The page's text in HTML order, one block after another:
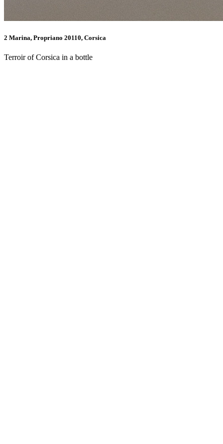
2 Marina, Propriano 20110, Corsica
Terroir of Corsica in a bottle